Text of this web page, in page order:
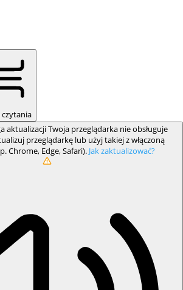
czytania
aktualizacjiTwoja przeglądarka nie obsługuje
przeglądarkę lub użyj takiej z włączoną
Chrome, Edge, Safari). Jak zaktualizować?